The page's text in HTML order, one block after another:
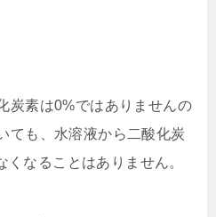
炭素は0%ではありませんの
ても、水溶液から二酸化炭
くなることはありません。